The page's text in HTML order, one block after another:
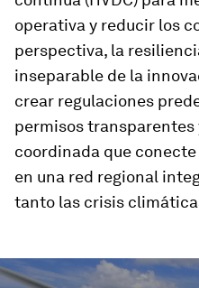
operativa y reducir los
perspectiva, la
inseparable de la
crear regulaciones
permisos
coordinada que
en una red regional
tanto las crisis
0
seconds